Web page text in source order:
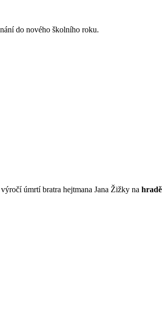
do nového školního roku.
úmrtí bratra hejtmana Jana Žižky na hradě